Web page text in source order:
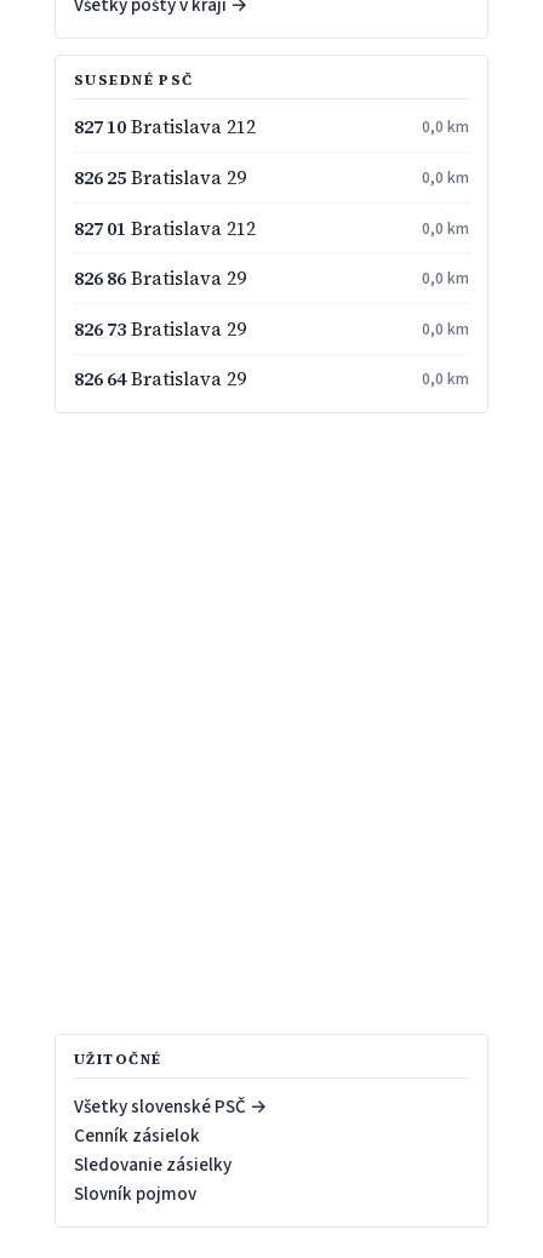
SUSEDNÉ PSČ
827 10Bratislava 212 0,0 km
826 25Bratislava 29 0,0 km
827 01 Bratislava 212 0,0 km
826 86Bratislava 29 0,0 km
826 73Bratislava 29 0,0 km
826 64Bratislava 29 0,0 km
UŽITOČNÉ
Všetky slovenské PSČ →
Cenník zásielok
Sledovanie zásielky
Slovník pojmov